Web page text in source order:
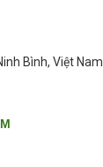
Bình, Việt Nam